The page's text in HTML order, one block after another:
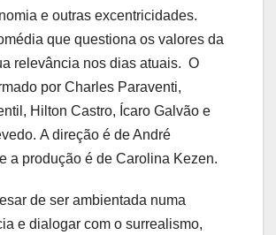
e outras excentricidades.
que questiona os valores da
relevância nos dias atuais. O
por Charles Paraventi,
Hilton Castro, Ícaro Galvão e
A direção é de André
a produção é de Carolina Kezen.
de ser ambientada numa
e dialogar com o surrealismo,